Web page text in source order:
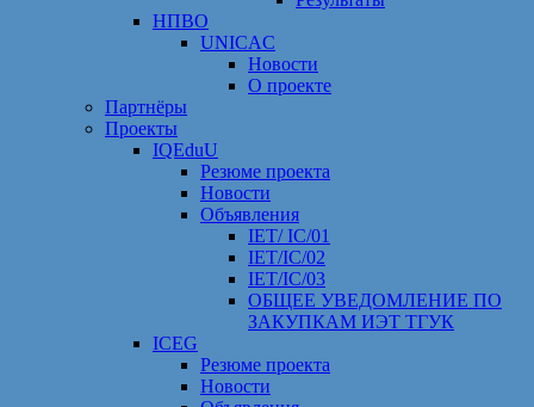
НПВО
UNICAC
Новости
О проекте
Партнёры
Проекты
IQEduU
Резюме проекта
Новости
Объявления
IET/ IC/01
IET/IC/02
IET/IC/03
ОБЩЕЕ УВЕДОМЛЕНИЕ ПО
ЗАКУПКАМ ИЭТ ТГУК
ICEG
Резюме проекта
Новости